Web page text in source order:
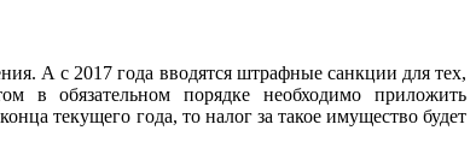
А с 2017 года вводятся штрафные санкции для тех,
в обязательном порядке необходимо приложить
текущего года, то налог за такое имущество будет